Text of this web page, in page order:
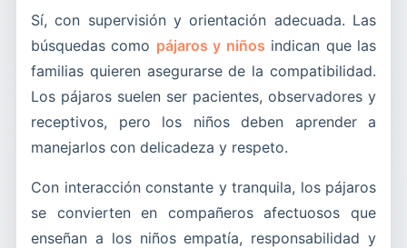
Sí, con supervisión y orientación adecuada. Las
búsquedas como pájaros y niños indican que las
familias quieren asegurarse de la compatibilidad.
Los pájaros suelen ser pacientes, observadores y
receptivos, pero los niños deben aprender a
manejarlos con delicadeza y respeto.
Con interacción constante y tranquila, los pájaros
se convierten en compañeros afectuosos que
enseñan a los niños empatía, responsabilidad y